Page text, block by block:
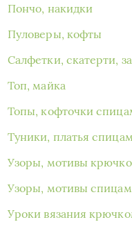
Пончо, накидки
Пуловеры, кофты
Салфетки, скатерти,
Топ, майка
Топы, кофточки
Туники, платья
Узоры, мотивы
Узоры, мотивы
Уроки вязания